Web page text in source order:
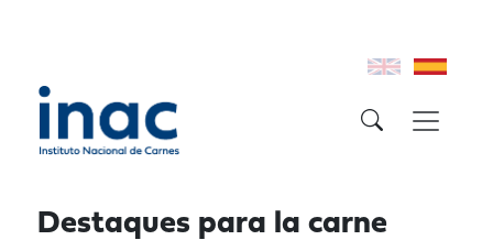
Destaques para la carne